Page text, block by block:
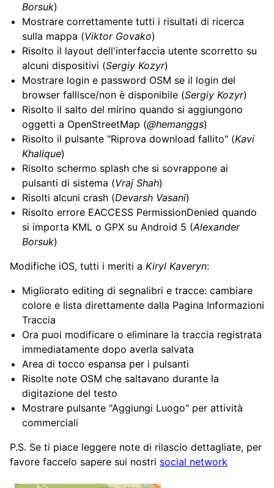
Borsuk)
Mostrare correttamente tutti i risultati di ricerca
sulla mappa (Viktor Govako)
Risolto il layout dell'interfaccia utente scorretto su
alcuni dispositivi (Sergiy Kozyr)
Mostrare login e password OSM se il login del
browser fallisce/non è disponibile (Sergiy Kozyr)
Risolto il salto del mirino quando si aggiungono
oggetti a OpenStreetMap (@hemanggs)
Risolto il pulsante "Riprova download fallito" (Kavi
Khalique)
Risolto schermo splash che si sovrappone ai
pulsanti di sistema (Vraj Shah)
Risolti alcuni crash (Devarsh Vasani)
Risolto errore EACCESS PermissionDenied quando
si importa KML o GPX su Android 5 (Alexander
Borsuk)
Modifiche iOS, tutti i meriti a Kiryl Kaveryn:
Migliorato editing di segnalibri e tracce: cambiare
colore e lista direttamente dalla Pagina Informazioni
Traccia
Ora puoi modificare o eliminare la traccia registrata
immediatamente dopo averla salvata
Area di tocco espansa per i pulsanti
Risolte note OSM che saltavano durante la
digitazione del testo
Mostrare pulsante "Aggiungi Luogo" per attività
commerciali
P.S. Se ti piace leggere note di rilascio dettagliate, per
favore faccelo sapere sui nostri social network